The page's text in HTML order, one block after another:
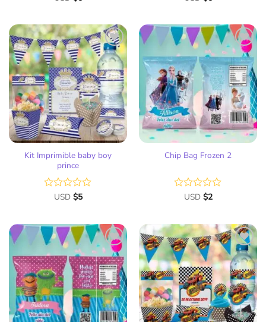
de
5
de
Añadir
a la
lista
de
deseos
Kit Imprimible baby boy
prince
Valorado
de
USD $5
Añadir
a la
lista
de
deseos
Chip Bag Frozen 2
Valorado
de
5
USD $2
Añadir
a la
lista
de
deseos
Añadir
a la
lista
de
deseos